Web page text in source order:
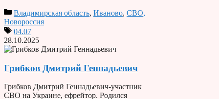
Владимирская область, Иваново, СВО,
Новороссия
04.07
28.10.2025
Грибков Дмитрий Геннадьевич
Грибков Дмитрий Геннадьевич-участник
СВО на Украине, ефрейтор. Родился